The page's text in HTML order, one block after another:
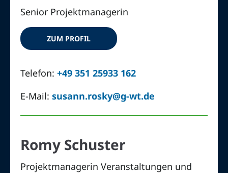
Senior Projektmanagerin
ZUM PROFIL
Telefon:+49 351 25933 162
E-Mail:susann.rosky@g-wt.de
Romy Schuster
Projektmanagerin Veranstaltungen und